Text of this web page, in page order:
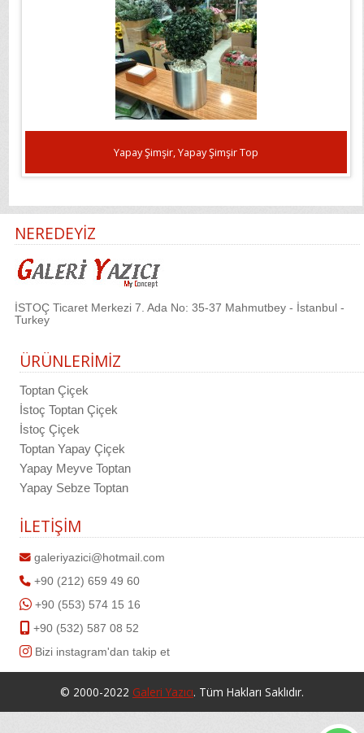
Yapay Şimşir, Yapay Şimşir Top
NEREDEYİZ
İSTOÇ Ticaret Merkezi 7. Ada No: 35-37 Mahmutbey - İstanbul -
Turkey
ÜRÜNLERİMİZ
Toptan Çiçek
İstoç Toptan Çiçek
İstoç Çiçek
Toptan Yapay Çiçek
Yapay Meyve Toptan
Yapay Sebze Toptan
İLETİŞİM
galeriyazici@hotmail.com
+90 (212) 659 49 60
+90 (553) 574 15 16
+90 (532) 587 08 52
Bizi instagram'dan takip et
© 2000-2022 Galeri Yazıcı. Tüm Hakları Saklıdır.